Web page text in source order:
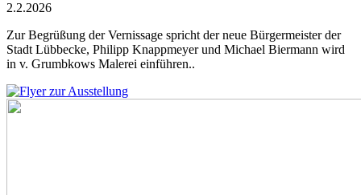
2.2.2026
Zur Begrüßung der Vernissage spricht der neue Bürgermeister der
Stadt Lübbecke, Philipp Knappmeyer und Michael Biermann wird
in v. Grumbkows Malerei einführen..